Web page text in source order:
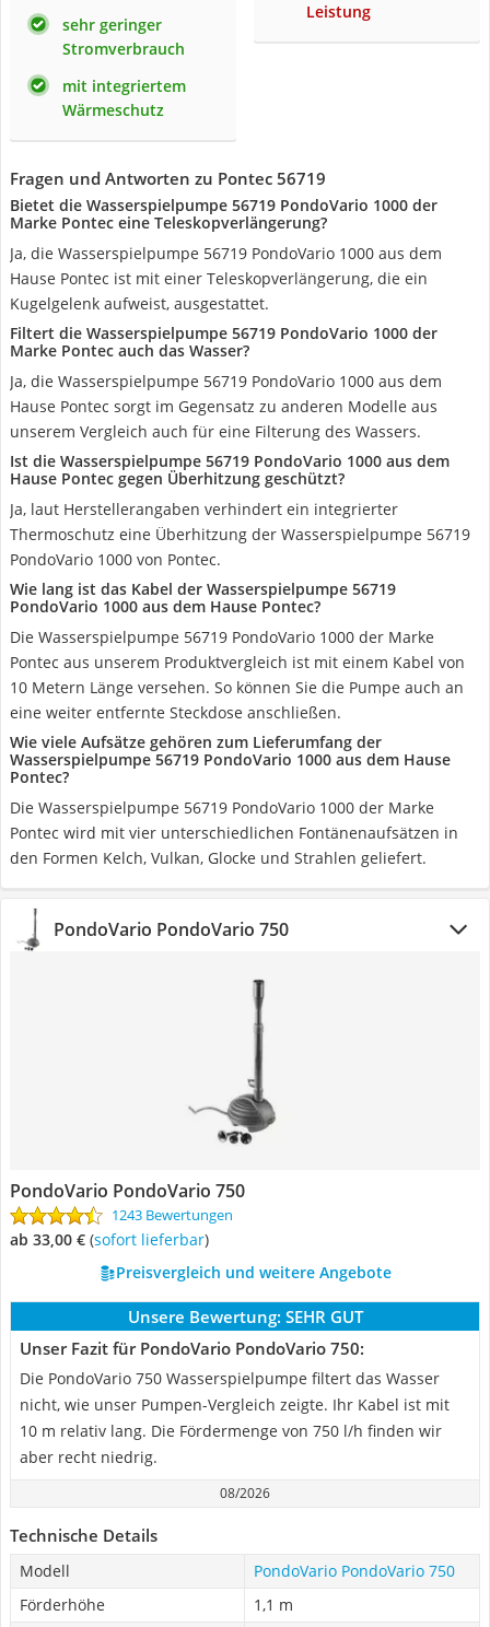
sehr geringer
Stromverbrauch
mit integriertem
Wärmeschutz
Leistung
Fragen und Antworten zu Pontec 56719
Bietet die Wasserspielpumpe 56719 PondoVario 1000 der
Marke Pontec eine Teleskopverlängerung?
Ja, die Wasserspielpumpe 56719 PondoVario 1000 aus dem
Hause Pontec ist mit einer Teleskopverlängerung, die ein
Kugelgelenk aufweist, ausgestattet.
Filtert die Wasserspielpumpe 56719 PondoVario 1000 der
Marke Pontec auch das Wasser?
Ja, die Wasserspielpumpe 56719 PondoVario 1000 aus dem
Hause Pontec sorgt im Gegensatz zu anderen Modelle aus
unserem Vergleich auch für eine Filterung des Wassers.
Ist die Wasserspielpumpe 56719 PondoVario 1000 aus dem
Hause Pontec gegen Überhitzung geschützt?
Ja, laut Herstellerangaben verhindert ein integrierter
Thermoschutz eine Überhitzung der Wasserspielpumpe 56719
PondoVario 1000 von Pontec.
Wie lang ist das Kabel der Wasserspielpumpe 56719
PondoVario 1000 aus dem Hause Pontec?
Die Wasserspielpumpe 56719 PondoVario 1000 der Marke
Pontec aus unserem Produktvergleich ist mit einem Kabel von
10 Metern Länge versehen. So können Sie die Pumpe auch an
eine weiter entfernte Steckdose anschließen.
Wie viele Aufsätze gehören zum Lieferumfang der
Wasserspielpumpe 56719 PondoVario 1000 aus dem Hause
Pontec?
Die Wasserspielpumpe 56719 PondoVario 1000 der Marke
Pontec wird mit vier unterschiedlichen Fontänenaufsätzen in
den Formen Kelch, Vulkan, Glocke und Strahlen geliefert.
PondoVario PondoVario 750
PondoVario PondoVario 750
1243 Bewertungen
ab 33,00 € ( Sofort lieferbar)
Preisvergleich und weitere Angebote
Unsere Bewertung: SEHR GUT
Unser Fazit für PondoVario PondoVario 750:
Die PondoVario 750 Wasserspielpumpe filtert das Wasser
nicht, wie unser Pumpen-Vergleich zeigte. Ihr Kabel ist mit
10 m relativ lang. Die Fördermenge von 750 l/h finden wir
aber recht niedrig.
08/2026
Technische Details
Modell
PondoVario PondoVario 750
Förderhöhe
1,1 m